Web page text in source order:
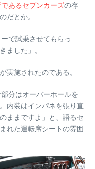
あるセブンカーズの存
だとか。
で試乗させてもらっ
ました」。
実施されたのである。
分はオーバーホールを
内装はインパネを張り直
ままですよ」と、語るセ
れた運転席シートの雰囲